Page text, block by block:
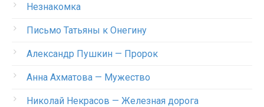
Незнакомка
Письмо Татьяны к Онегину
Александр Пушкин — Пророк
Анна Ахматова — Мужество
Николай Некрасов — Железная дорога